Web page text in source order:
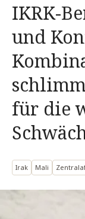
IKRK-
und
für die
Irak Mali